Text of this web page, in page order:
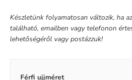
Készletünk folyamatosan változik, ha
található, emailben vagy telefonon
lehetőségéről vagy postázzuk!
Férfi ujjméret